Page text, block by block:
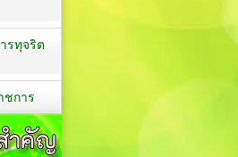
รทุจริต
ชการ